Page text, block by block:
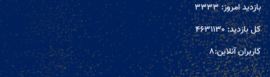
بازدید امروز:3333
کل بازدید:4631130
کاربران آنلاین:8